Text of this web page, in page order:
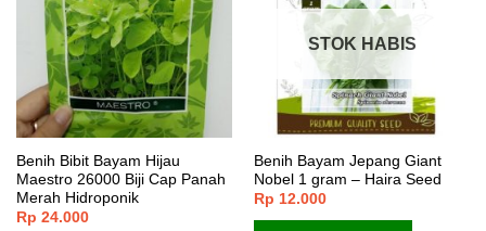
Benih Bibit Bayam Hijau
Maestro 26000 Biji Cap Panah
Merah Hidroponik
Rp 24.000
STOK HABIS
Benih Bayam Jepang Giant
Nobel 1 gram – Haira Seed
Rp 12.000